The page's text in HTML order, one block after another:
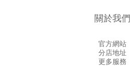
關於我們
官方網站
分店地址
更多服務